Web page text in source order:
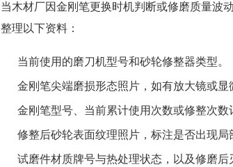
当木材厂因金刚笔更换时机判断或修磨质量波
整理以下资料：
当前使用的磨刀机型号和砂轮修整器类型。
金刚笔尖端磨损形态照片，如有放大镜或显
金刚笔型号、当前累计使用次数或修整次数
修整后砂轮表面纹理照片，标注是否出现局
试磨件材质牌号与热处理状态，以及修磨后